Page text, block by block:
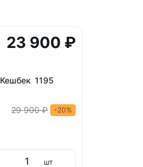
23 900 ₽
Кешбек 1195
29 900 ₽ -20%
шт